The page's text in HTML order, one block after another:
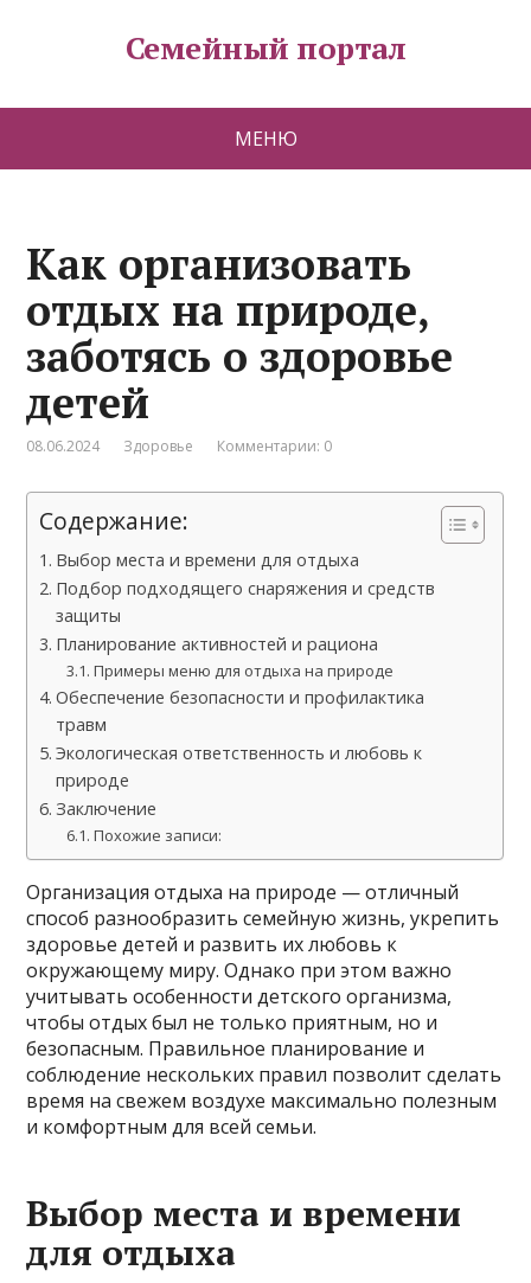
Семейный портал
МЕНЮ
Как организовать
отдых на природе,
заботясь о здоровье
детей
08.06.2024 Здоровье Комментарии: 0
Содержание:
Выбор места и времени для отдыха
Подбор подходящего снаряжения и средств
защиты
Планирование активностей и рациона
Примеры меню для отдыха на природе
Обеспечение безопасности и профилактика
травм
Экологическая ответственность и любовь к
природе
Заключение
Похожие записи:
Организация отдыха на природе — отличный
способ разнообразить семейную жизнь, укрепить
здоровье детей и развить их любовь к
окружающему миру. Однако при этом важно
учитывать особенности детского организма,
чтобы отдых был не только приятным, но и
безопасным. Правильное планирование и
соблюдение нескольких правил позволит сделать
время на свежем воздухе максимально полезным
и комфортным для всей семьи.
Выбор места и времени
для отдыха